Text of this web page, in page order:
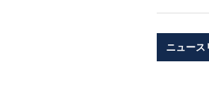
ニュース